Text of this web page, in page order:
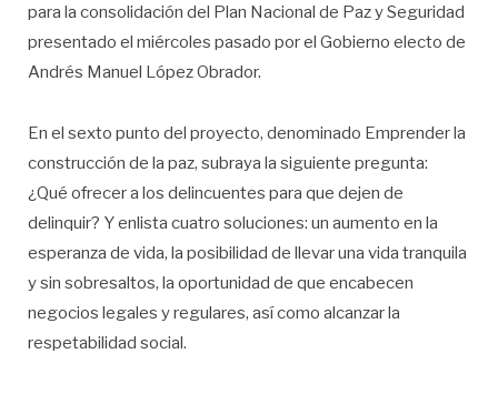
para la consolidación del Plan Nacional de Paz y Seguridad
presentado el miércoles pasado por el Gobierno electo de
Andrés Manuel López Obrador.
En el sexto punto del proyecto, denominado Emprender la
construcción de la paz, subraya la siguiente pregunta:
¿Qué ofrecer a los delincuentes para que dejen de
delinquir? Y enlista cuatro soluciones: un aumento en la
esperanza de vida, la posibilidad de llevar una vida tranquila
y sin sobresaltos, la oportunidad de que encabecen
negocios legales y regulares, así como alcanzar la
respetabilidad social.